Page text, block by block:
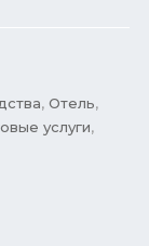
, Отель,
услуги,